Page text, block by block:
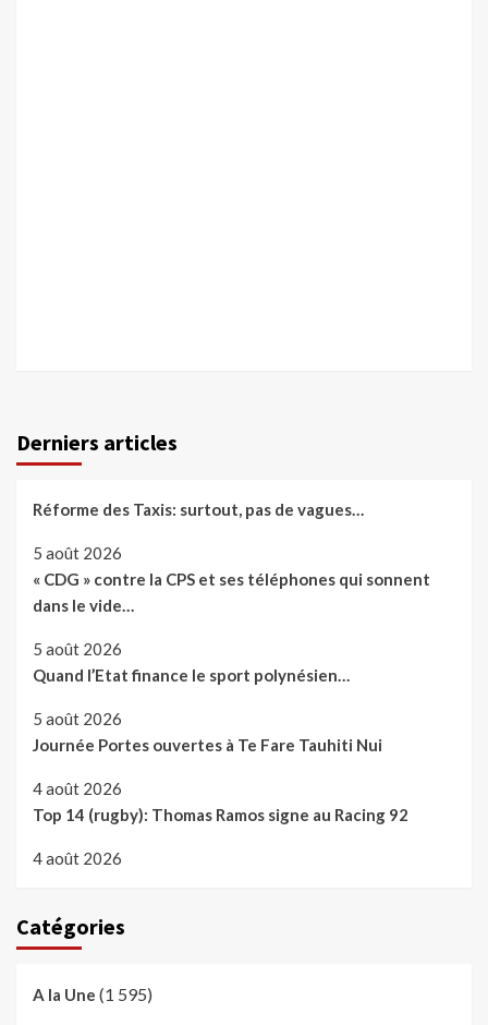
Derniers articles
Réforme des Taxis: surtout, pas de vagues…
5 août 2026
« CDG » contre la CPS et ses téléphones qui sonnent
dans le vide…
5 août 2026
Quand l’Etat finance le sport polynésien…
5 août 2026
Journée Portes ouvertes à Te Fare Tauhiti Nui
4 août 2026
Top 14 (rugby): Thomas Ramos signe au Racing 92
4 août 2026
Catégories
A la Une (1 595)